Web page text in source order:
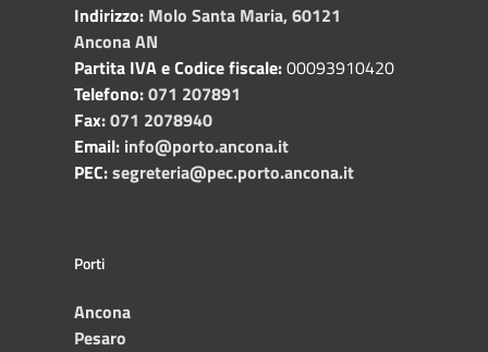
Indirizzo: Molo Santa Maria, 60121
Ancona AN
Partita IVA e Codice fiscale:00093910420
Telefono:071 207891
Fax:071 2078940
Email: info@porto.ancona.it
PEC:segreteria@pec.porto.ancona.it
Porti
Ancona
Pesaro